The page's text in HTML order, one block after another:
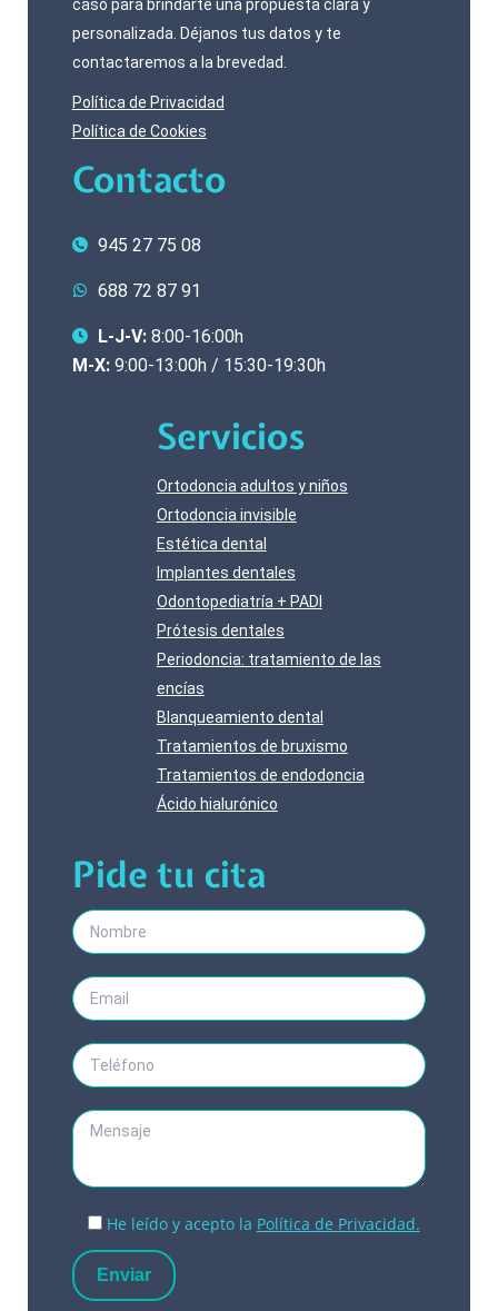
caso para brindarte una propuesta clara y
personalizada. Déjanos tus datos y te
contactaremos a la brevedad.
Política de Privacidad
Política de Cookies
Contacto
945 27 75 08
688 72 87 91
L-J-V:8:00-16:00h
M-X:9:00-13:00h / 15:30-19:30h
Servicios
Ortodoncia adultos y niños
Ortodoncia invisible
Estética dental
Implantes dentales
Odontopediatría + PADI
Prótesis dentales
Periodoncia: tratamiento de las
encías
Blanqueamiento dental
Tratamientos de bruxismo
Tratamientos de endodoncia
Ácido hialurónico
Pide tu cita
He leído y acepto la Política de Privacidad.